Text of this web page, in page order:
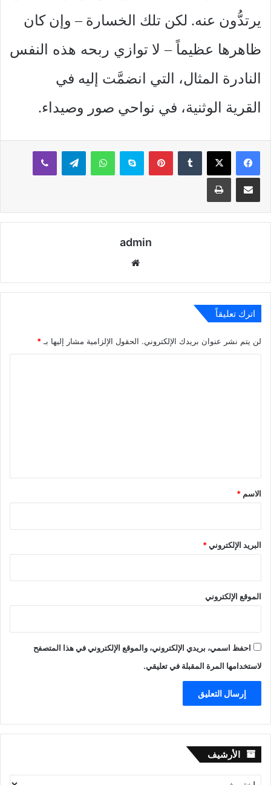
يرتدُّون عنه. لكن تلك الخسارة – وإن كان
ظاهرها عظيماً – لا توازي ربحه هذه النفس
النادرة المثال، التي انضمَّت إليه في
القرية الوثنية، في نواحي صور وصيداء.
بينتيريستسكايب واتساب تيلقرام ڤايبر
مشاركة عبر البريد طباعة
admin
اترك تعليقاً
لن يتم نشر عنوان بريدك الإلكتروني. الحقول الإلزامية مشار إليها بـ *
*
الاسم *
البريد الإلكتروني*
الموقع الإلكتروني
احفظ اسمي، بريدي الإلكتروني، والموقع الإلكتروني في هذا المتصفح
لاستخدامها المرة المقبلة في تعليقي.
الأرشيف الأرشيف